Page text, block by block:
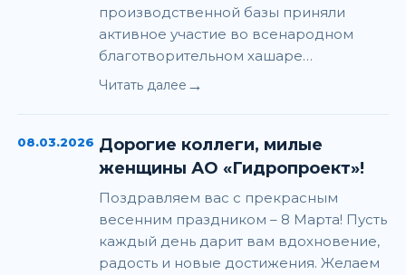
производственной базы приняли
активное участие во всенародном
благотворительном хашаре…
Читать далее →
08.03.2026 Дорогие коллеги, милые
женщины АО «Гидропроект»!
Поздравляем вас с прекрасным
весенним праздником – 8 Марта! Пусть
каждый день дарит вам вдохновение,
радость и новые достижения. Желаем